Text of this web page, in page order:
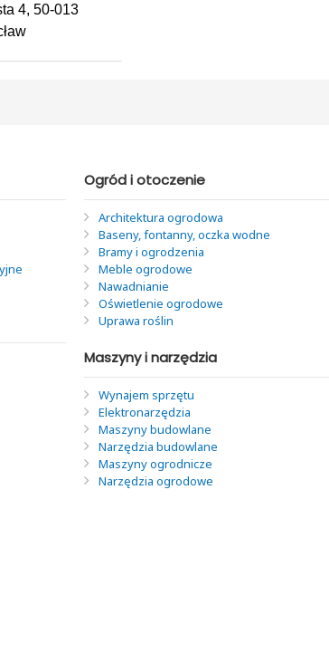
4, 50-013
Ogród i otoczenie
Architektura ogrodowa
Baseny, fontanny, oczka wodne
Bramy i ogrodzenia
Meble ogrodowe
Nawadnianie
Oświetlenie ogrodowe
Uprawa roślin
Maszyny i narzędzia
Wynajem sprzętu
Elektronarzędzia
Maszyny budowlane
Narzędzia budowlane
Maszyny ogrodnicze
Narzędzia ogrodowe